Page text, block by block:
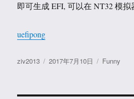
即可生成 EFI, 可以在 NT32 模
uefipong
作
ziv2013
发
2017年7月10日
分
Funny